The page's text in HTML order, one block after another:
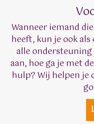
Wanneer iemand
heeft, kun je ook
alle ondersteuning
aan, hoe ga je met
hulp? Wij helpen je